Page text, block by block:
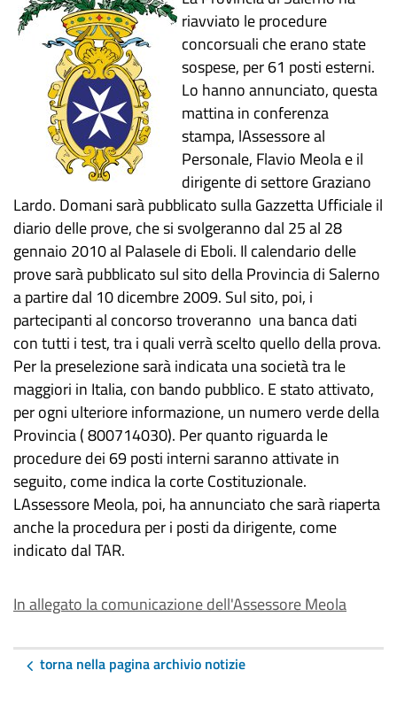
riavviato le procedure
concorsuali che erano state
sospese, per 61 posti esterni.
Lo hanno annunciato, questa
mattina in conferenza
stampa, lAssessore al
Personale, Flavio Meola e il
dirigente di settore Graziano
Lardo. Domani sarà pubblicato sulla Gazzetta Ufficiale il
diario delle prove, che si svolgeranno dal 25 al 28
gennaio 2010 al Palasele di Eboli. Il calendario delle
prove sarà pubblicato sul sito della Provincia di Salerno
a partire dal 10 dicembre 2009. Sul sito, poi, i
partecipanti al concorso troveranno una banca dati
con tutti i test, tra i quali verrà scelto quello della prova.
Per la preselezione sarà indicata una società tra le
maggiori in Italia, con bando pubblico. E stato attivato,
per ogni ulteriore informazione, un numero verde della
Provincia ( 800714030). Per quanto riguarda le
procedure dei 69 posti interni saranno attivate in
seguito, come indica la corte Costituzionale.
LAssessore Meola, poi, ha annunciato che sarà riaperta
anche la procedura per i posti da dirigente, come
indicato dal TAR.
In allegato la comunicazione dell'Assessore Meola
torna nella pagina archivio notizie